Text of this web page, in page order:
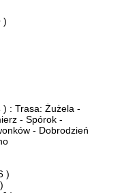
)
: Trasa: Żużela -
- Spórok -
- Dobrodzień
)